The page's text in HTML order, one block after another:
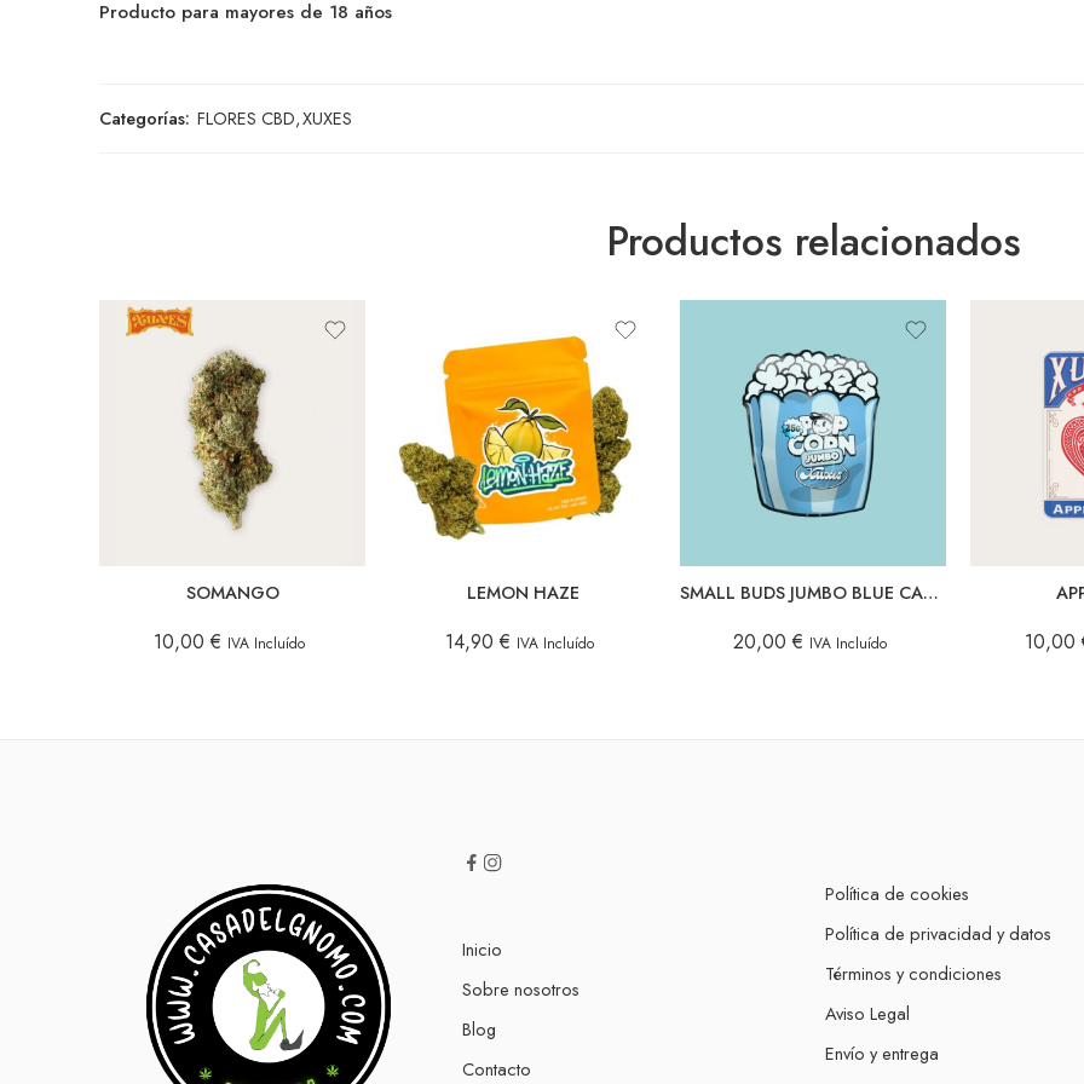
Producto para mayores de 18 años
Categorías: FLORES CBD,XUXES
Productos relacionados
SOMANGO
10,00 € IVA Incluído
LEMON HAZE
14,90 € IVA Incluído
3,5 GR.
SMALL BUDS JUMBO BLUE CANDY
20,00 € IVA Incluído
10 GR.
25 GR.
10,00
Inicio
Sobre nosotros
Blog
Contacto
Política de cookies
Política de privacidad y datos
Términos y condiciones
Aviso Legal
Envío y entrega